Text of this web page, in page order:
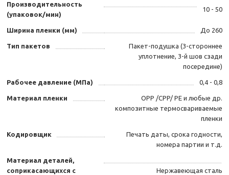
Производительность
(упаковок/мин)
10 - 50
Ширина пленки (мм) До 260
Тип пакетов
Пакет-подушка (3-стороннее
уплотнение, 3-й шов сзади
посередине)
Рабочее давление (МПа) 0,4 - 0,8
Материал пленки
OPP /CPP/ PE и любые др.
композитные термосвариваемые
пленки
Кодировщик
Печать даты, срока годности,
номера партии и т.д.
Материал деталей,
соприкасающихся с
Нержавеющая сталь